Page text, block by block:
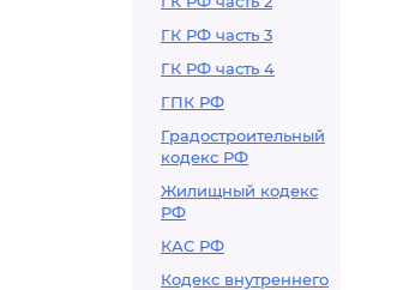
ГК РФ часть 3
ГК РФ часть 4
ГПК РФ
Градостроительный
кодекс РФ
Жилищный кодекс
РФ
КАС РФ
Кодекс внутреннего